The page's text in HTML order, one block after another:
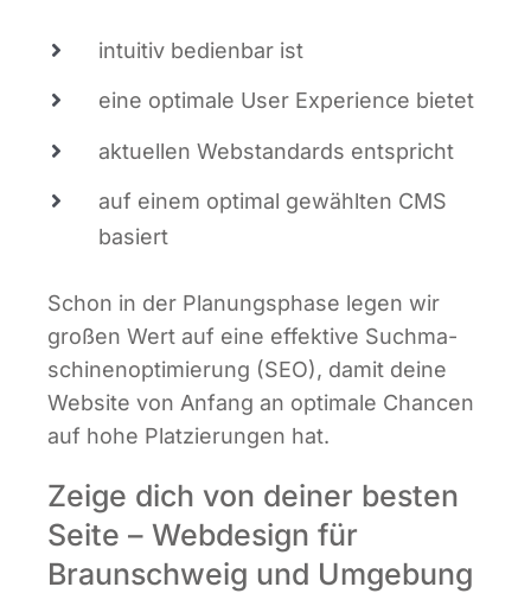
intui­tiv bedien­bar ist
eine opti­ma­le User Expe­ri­ence bietet
aktu­el­len Web­stan­dards entspricht
auf einem opti­mal gewähl­ten CMS
basiert
Schon in der Pla­nungs­pha­se legen wir
gro­ßen Wert auf eine effek­ti­ve Such­ma­
schi­nen­op­ti­mie­rung (SEO), damit dei­ne
Web­site von Anfang an opti­ma­le Chan­cen
auf hohe Plat­zie­run­gen hat.
Zeige dich von deiner besten
Seite – Webdesign für
Braunschweig und Umgebung